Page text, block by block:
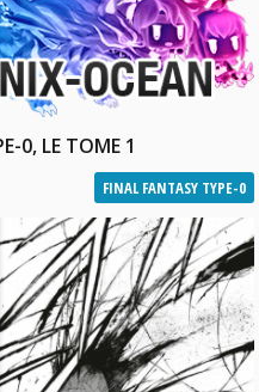
0, LE TOME 1
FINAL FANTASY TYPE-0